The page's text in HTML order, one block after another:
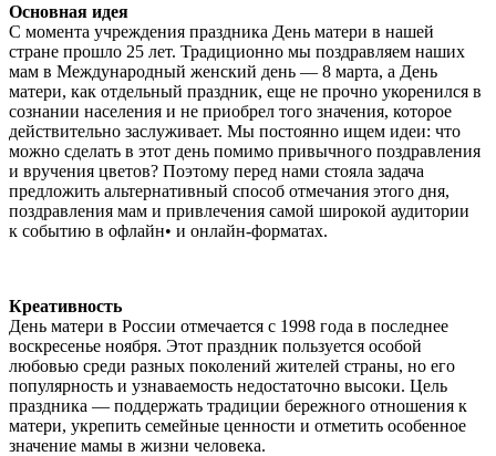
Основная идея
С момента учреждения праздника День матери в нашей
стране прошло 25 лет. Традиционно мы поздравляем наших
мам в Международный женский день — 8 марта, а День
матери, как отдельный праздник, еще не прочно укоренился в
сознании населения и не приобрел того значения, которое
действительно заслуживает. Мы постоянно ищем идеи: что
можно сделать в этот день помимо привычного поздравления
и вручения цветов? Поэтому перед нами стояла задача
предложить альтернативный способ отмечания этого дня,
поздравления мам и привлечения самой широкой аудитории
к событию в офлайн• и онлайн-форматах.
Креативность
День матери в России отмечается с 1998 года в последнее
воскресенье ноября. Этот праздник пользуется особой
любовью среди разных поколений жителей страны, но его
популярность и узнаваемость недостаточно высоки. Цель
праздника — поддержать традиции бережного отношения к
матери, укрепить семейные ценности и отметить особенное
значение мамы в жизни человека.